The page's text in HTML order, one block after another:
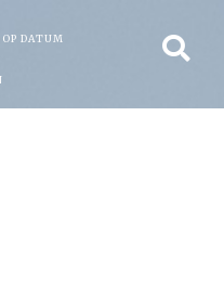
DATUM